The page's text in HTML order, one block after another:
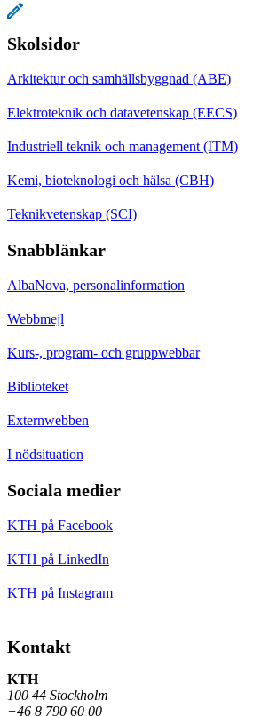
Skolsidor
Arkitektur och samhällsbyggnad (ABE)
Elektroteknik och datavetenskap (EECS)
Industriell teknik och management (ITM)
Kemi, bioteknologi och hälsa (CBH)
Teknikvetenskap (SCI)
Snabblänkar
AlbaNova, personalinformation
Webbmejl
Kurs-, program- och gruppwebbar
Biblioteket
Externwebben
I nödsituation
Sociala medier
KTH på Facebook
KTH på LinkedIn
KTH på Instagram
Kontakt
KTH
100 44 Stockholm
+46 8 790 60 00